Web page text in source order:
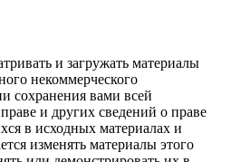
и загружать материалы
некоммерческого
сохранения вами всей
и других сведений о праве
в исходных материалах и
изменять материалы этого